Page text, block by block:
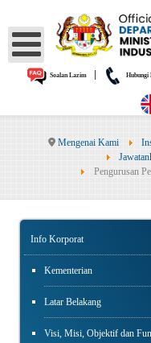
Soalan Lazim| Hubungi
Mengenai Kami
Pengurusan
Info Korporat
Kementerian
Latar Belakang
Visi, Misi, Objektif dan